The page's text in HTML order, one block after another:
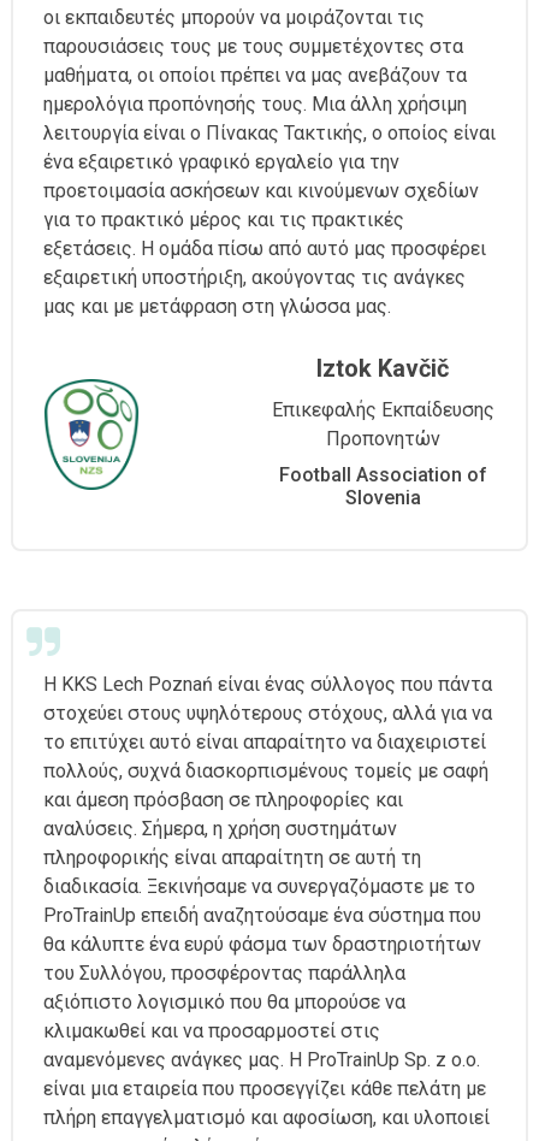
οι εκπαιδευτές μπορούν να μοιράζονται τις
παρουσιάσεις τους με τους συμμετέχοντες στα
μαθήματα, οι οποίοι πρέπει να μας ανεβάζουν τα
ημερολόγια προπόνησής τους. Μια άλλη χρήσιμη
λειτουργία είναι ο Πίνακας Τακτικής, ο οποίος είναι
ένα εξαιρετικό γραφικό εργαλείο για την
προετοιμασία ασκήσεων και κινούμενων σχεδίων
για το πρακτικό μέρος και τις πρακτικές
εξετάσεις. Η ομάδα πίσω από αυτό μας προσφέρει
εξαιρετική υποστήριξη, ακούγοντας τις ανάγκες
μας και με μετάφραση στη γλώσσα μας.
Iztok Kavčič
Επικεφαλής Εκπαίδευσης
Προπονητών
Football Association of
Slovenia
Η KKS Lech Poznań είναι ένας σύλλογος που πάντα
στοχεύει στους υψηλότερους στόχους, αλλά για να
το επιτύχει αυτό είναι απαραίτητο να διαχειριστεί
πολλούς, συχνά διασκορπισμένους τομείς με σαφή
και άμεση πρόσβαση σε πληροφορίες και
αναλύσεις. Σήμερα, η χρήση συστημάτων
πληροφορικής είναι απαραίτητη σε αυτή τη
διαδικασία. Ξεκινήσαμε να συνεργαζόμαστε με το
ProTrainUp επειδή αναζητούσαμε ένα σύστημα που
θα κάλυπτε ένα ευρύ φάσμα των δραστηριοτήτων
του Συλλόγου, προσφέροντας παράλληλα
αξιόπιστο λογισμικό που θα μπορούσε να
κλιμακωθεί και να προσαρμοστεί στις
αναμενόμενες ανάγκες μας. Η ProTrainUp Sp. z o.o.
είναι μια εταιρεία που προσεγγίζει κάθε πελάτη με
πλήρη επαγγελματισμό και αφοσίωση, και υλοποιεί